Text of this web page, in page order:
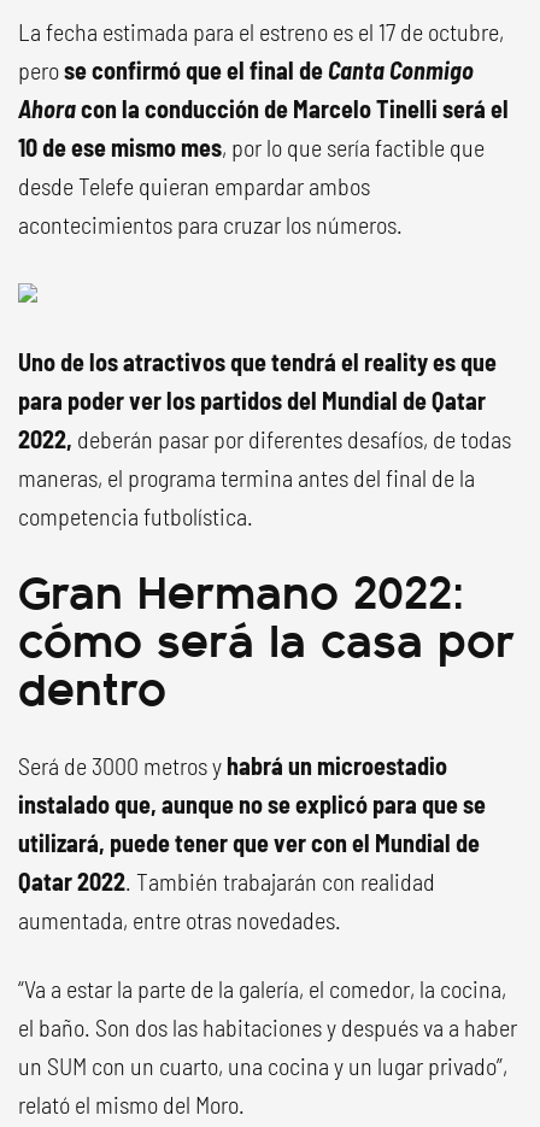
La fecha estimada para el estreno es el 17 de octubre,
perose confirmó que el final de Canta Conmigo
Ahoracon la conducción de Marcelo Tinelli será el
10 de ese mismo mes, por lo que sería factible que
desde Telefe quieran empardar ambos
acontecimientos para cruzar los números.
Uno de los atractivos que tendrá el reality es que
para poder ver los partidos del Mundial de Qatar
2022, deberán pasar por diferentes desafíos, de todas
maneras, el programa termina antes del final de la
competencia futbolística.
Gran Hermano 2022:
cómo será la casa por
dentro
Será de 3000 metros y habrá un microestadio
instalado que, aunque no se explicó para que se
utilizará, puede tener que ver con el Mundial de
Qatar 2022. También trabajarán con realidad
aumentada, entre otras novedades.
“Va a estar la parte de la galería, el comedor, la cocina,
el baño. Son dos las habitaciones y después va a haber
un SUM con un cuarto, una cocina y un lugar privado”,
relató el mismo del Moro.